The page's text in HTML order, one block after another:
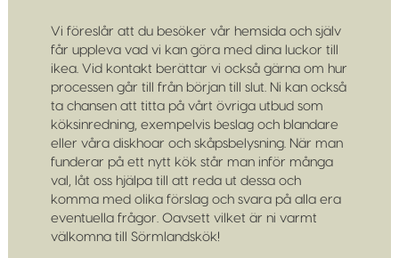
Vi föreslår att du besöker vår hemsida och själv
får uppleva vad vi kan göra med dina luckor till
ikea. Vid kontakt berättar vi också gärna om hur
processen går till från början till slut. Ni kan också
ta chansen att titta på vårt övriga utbud som
köksinredning, exempelvis beslag och blandare
eller våra diskhoar och skåpsbelysning. När man
funderar på ett nytt kök står man inför många
val, låt oss hjälpa till att reda ut dessa och
komma med olika förslag och svara på alla era
eventuella frågor. Oavsett vilket är ni varmt
välkomna till Sörmlandskök!